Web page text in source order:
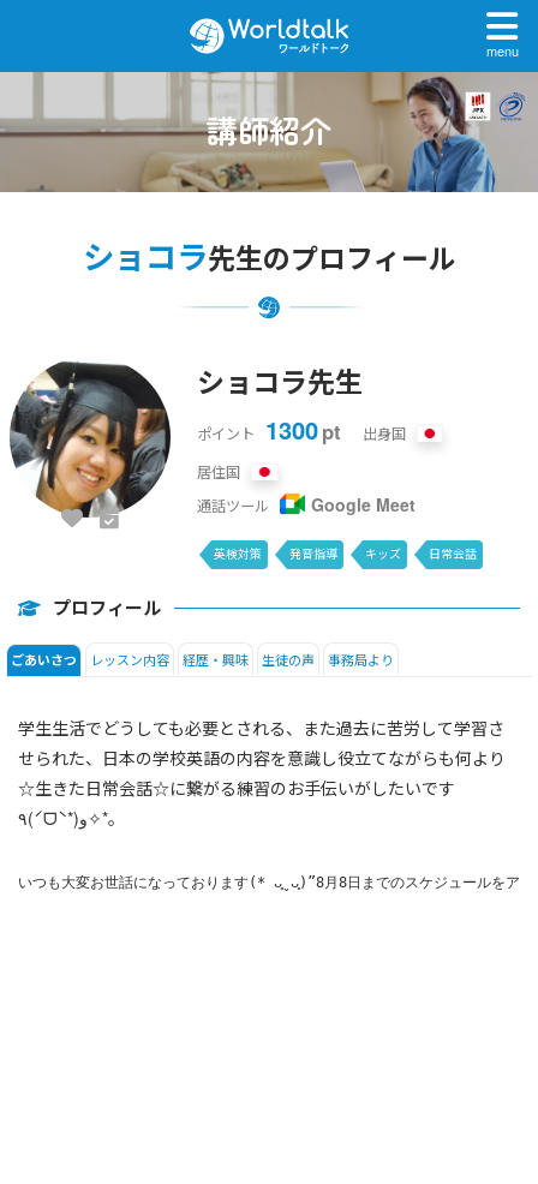
menu
講師紹介
ショコラ先生のプロフィール
ショコラ先生
ポイント 1300pt
出身国
居住国
通話ツール
Google Meet
英検対策 発音指導 キッズ 日常会話
プロフィール
ごあいさつ レッスン内容 経歴・興味 生徒の声 事務局より
学生生活でどうしても必要とされる、また過去に苦労して学習さ
せられた、日本の学校英語の内容を意識し役立てながらも何より
☆生きた日常会話☆に繋がる練習のお手伝いがしたいです
٩(ˊᗜˋ*)و✧*｡
いつも大変お世話になっております(* ᴗ͈ˬᴗ͈)”8月8日までのスケジュールをアッ